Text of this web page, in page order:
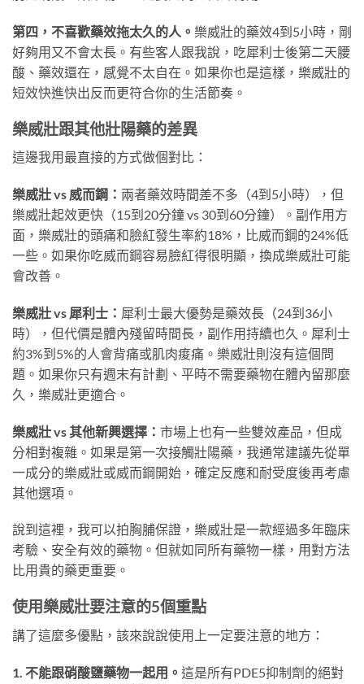
第四，不喜歡藥效拖太久的人。 樂威壯的藥效4到5小時，剛
好夠用又不會太長。有些客人跟我說，吃犀利士後第二天腰
酸、藥效還在，感覺不太自在。如果你也是這樣，樂威壯的
短效快進快出反而更符合你的生活節奏。
樂威壯跟其他壯陽藥的差異
這邊我用最直接的方式做個對比：
樂威壯 vs 威而鋼： 兩者藥效時間差不多（4到5小時），但
樂威壯起效更快（15到20分鐘 vs 30到60分鐘）。副作用方
面，樂威壯的頭痛和臉紅發生率約18%，比威而鋼的24%低
一些。如果你吃威而鋼容易臉紅得很明顯，換成樂威壯可能
會改善。
樂威壯 vs 犀利士： 犀利士最大優勢是藥效長（24到36小
時），但代價是體內殘留時間長，副作用持續也久。犀利士
約3%到5%的人會背痛或肌肉痠痛。樂威壯則沒有這個問
題。如果你只有週末有計劃、平時不需要藥物在體內留那麼
久，樂威壯更適合。
樂威壯 vs 其他新興選擇： 市場上也有一些雙效產品，但成
分相對複雜。如果是第一次接觸壯陽藥，我通常建議先從單
一成分的樂威壯或威而鋼開始，確定反應和耐受度後再考慮
其他選項。
說到這裡，我可以拍胸脯保證，樂威壯是一款經過多年臨床
考驗、安全有效的藥物。但就如同所有藥物一樣，用對方法
比用貴的藥更重要。
使用樂威壯要注意的5個重點
講了這麼多優點，該來說說使用上一定要注意的地方：
1. 不能跟硝酸鹽藥物一起用。 這是所有PDE5抑制劑的絕對